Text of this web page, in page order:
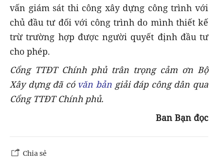
vấn giám sát thi công xây dựng công trình với
chủ đầu tư đối với công trình do mình thiết kế
trừ trường hợp được người quyết định đầu tư
cho phép.
Cổng TTĐT Chính phủ trân trọng cảm ơn Bộ
Xây dựng đã có văn bản giải đáp công dân qua
Cổng TTĐT Chính phủ.
Ban Bạn đọc
Chia sẻ